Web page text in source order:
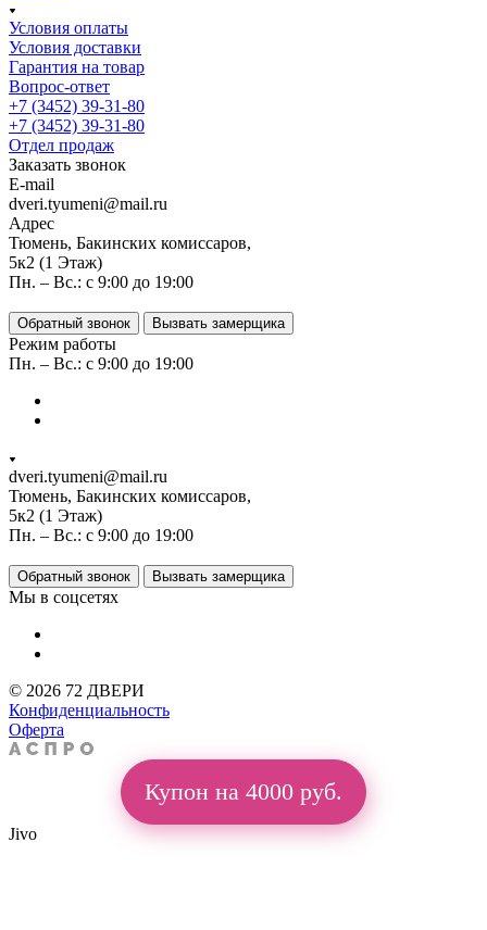
Условия оплаты
Условия доставки
Гарантия на товар
Вопрос-ответ
+7 (3452) 39-31-80
+7 (3452) 39-31-80
Отдел продаж
Заказать звонок
E-mail
dveri.tyumeni@mail.ru
Адрес
Тюмень, Бакинских комиссаров,
5к2 (1 Этаж)
Пн. – Вс.: с 9:00 до 19:00
Обратный звонок Вызвать замерщика
Режим работы
Пн. – Вс.: с 9:00 до 19:00
dveri.tyumeni@mail.ru
Тюмень, Бакинских комиссаров,
5к2 (1 Этаж)
Пн. – Вс.: с 9:00 до 19:00
Обратный звонок Вызвать замерщика
Мы в соцсетях
© 2026 72 ДВЕРИ
Конфиденциальность
Оферта
Купон на 4000 руб.
Jivo